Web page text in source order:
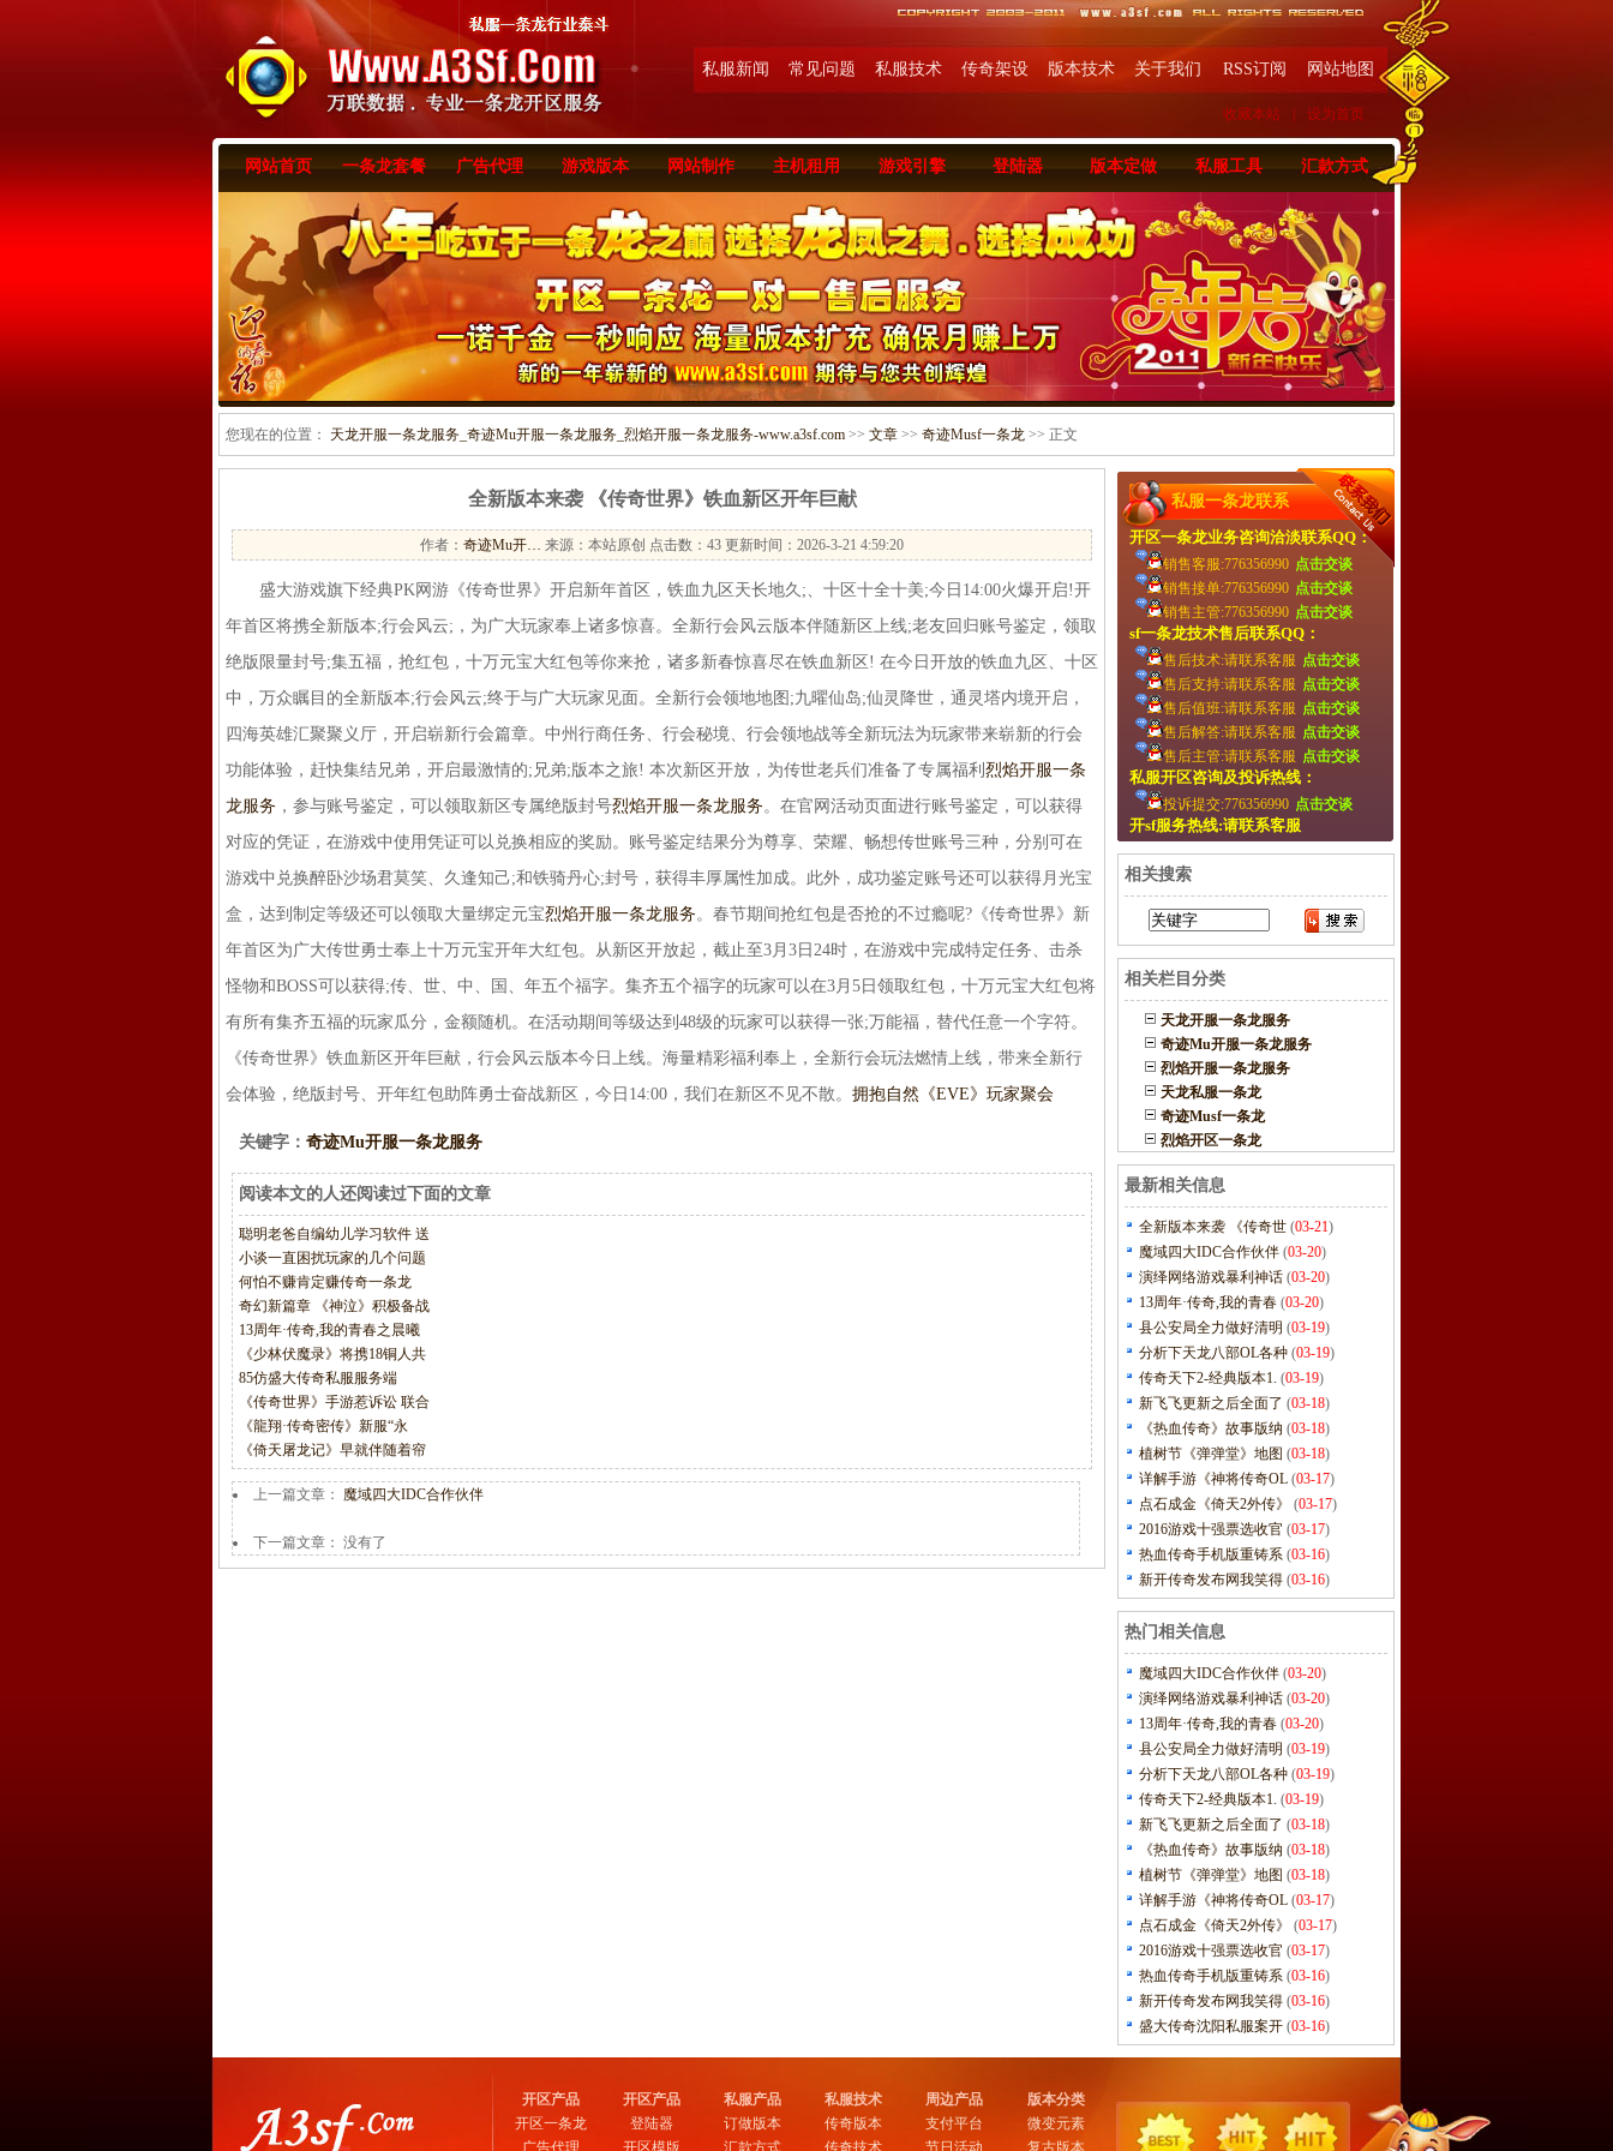
私服新闻 常见问题 私服技术 传奇架设 版本技术 关于我们 RSS订阅 网站地图
收藏本站 设为首页
网站首页 一条龙套餐 广告代理 游戏版本 网站制作 主机租用 游戏引擎 登陆器 版本定做 私服工具 汇款方式
您现在的位置： 天龙开服一条龙服务_奇迹Mu开服一条龙服务_烈焰开服一条龙服务-www.a3sf.com >> 文章 >> 奇迹Musf一条龙 >> 正文
全新版本来袭 《传奇世界》铁血新区开年巨献
作者： 奇迹Mu开… 来源：本站原创 点击数： 43 更新时间：2026-3-21 4:59:20
盛大游戏旗下经典PK网游《传奇世界》开启新年首区，铁血九区天长地久;、十区十全十美;今日14:00火爆开启!开
年首区将携全新版本;行会风云;，为广大玩家奉上诸多惊喜。全新行会风云版本伴随新区上线;老友回归账号鉴定，领取
绝版限量封号;集五福，抢红包，十万元宝大红包等你来抢，诸多新春惊喜尽在铁血新区! 在今日开放的铁血九区、十区
中，万众瞩目的全新版本;行会风云;终于与广大玩家见面。全新行会领地地图;九曜仙岛;仙灵降世，通灵塔内境开启，
四海英雄汇聚聚义厅，开启崭新行会篇章。中州行商任务、行会秘境、行会领地战等全新玩法为玩家带来崭新的行会
功能体验，赶快集结兄弟，开启最激情的;兄弟;版本之旅! 本次新区开放，为传世老兵们准备了专属福利 烈焰开服一条
龙服务 ，参与账号鉴定，可以领取新区专属绝版封号烈焰开服一条龙服务。在官网活动页面进行账号鉴定，可以获得
对应的凭证，在游戏中使用凭证可以兑换相应的奖励。账号鉴定结果分为尊享、荣耀、畅想传世账号三种，分别可在
游戏中兑换醉卧沙场君莫笑、久逢知己;和铁骑丹心;封号，获得丰厚属性加成。此外，成功鉴定账号还可以获得月光宝
盒，达到制定等级还可以领取大量绑定元宝烈焰开服一条龙服务。春节期间抢红包是否抢的不过瘾呢?《传奇世界》新
年首区为广大传世勇士奉上十万元宝开年大红包。从新区开放起，截止至3月3日24时，在游戏中完成特定任务、击杀
怪物和BOSS可以获得;传、世、中、国、年五个福字。集齐五个福字的玩家可以在3月5日领取红包，十万元宝大红包将
有所有集齐五福的玩家瓜分，金额随机。在活动期间等级达到48级的玩家可以获得一张;万能福，替代任意一个字符。
《传奇世界》铁血新区开年巨献，行会风云版本今日上线。海量精彩福利奉上，全新行会玩法燃情上线，带来全新行
会体验，绝版封号、开年红包助阵勇士奋战新区，今日14:00，我们在新区不见不散。 拥抱自然《EVE》玩家聚会
关键字： 奇迹Mu开服一条龙服务
阅读本文的人还阅读过下面的文章
聪明老爸自编幼儿学习软件 送
小谈一直困扰玩家的几个问题
何怕不赚肯定赚传奇一条龙
奇幻新篇章 《神泣》积极备战
13周年·传奇,我的青春之晨曦
《少林伏魔录》将携18铜人共
85仿盛大传奇私服服务端
《传奇世界》手游惹诉讼 联合
《龍翔·传奇密传》新服“永
《倚天屠龙记》早就伴随着帘
上一篇文章： 魔域四大IDC合作伙伴
下一篇文章： 没有了
私服一条龙联系
开区一条龙业务咨询洽淡联系QQ：
销售客服:776356990 点击交谈
销售接单:776356990 点击交谈
销售主管:776356990 点击交谈
sf一条龙技术售后联系QQ：
售后技术:请联系客服 点击交谈
售后支持:请联系客服 点击交谈
售后值班:请联系客服 点击交谈
售后解答:请联系客服 点击交谈
售后主管:请联系客服 点击交谈
私服开区咨询及投诉热线：
投诉提交:776356990 点击交谈
开sf服务热线:请联系客服
相关搜索
相关栏目分类
天龙开服一条龙服务
奇迹Mu开服一条龙服务
烈焰开服一条龙服务
天龙私服一条龙
奇迹Musf一条龙
烈焰开区一条龙
最新相关信息
全新版本来袭 《传奇世 (03-21)
魔域四大IDC合作伙伴 (03-20)
演绎网络游戏暴利神话 (03-20)
13周年·传奇,我的青春 (03-20)
县公安局全力做好清明 (03-19)
分析下天龙八部OL各种 (03-19)
传奇天下2-经典版本1. (03-19)
新飞飞更新之后全面了 (03-18)
《热血传奇》故事版纳 (03-18)
植树节《弹弹堂》地图 (03-18)
详解手游《神将传奇OL (03-17)
点石成金《倚天2外传》
(03-17)
2016游戏十强票选收官 (03-17)
热血传奇手机版重铸系 (03-16)
新开传奇发布网我笑得 (03-16)
热门相关信息
魔域四大IDC合作伙伴 (03-20)
演绎网络游戏暴利神话 (03-20)
13周年·传奇,我的青春 (03-20)
县公安局全力做好清明 (03-19)
分析下天龙八部OL各种 (03-19)
传奇天下2-经典版本1. (03-19)
新飞飞更新之后全面了 (03-18)
《热血传奇》故事版纳 (03-18)
植树节《弹弹堂》地图 (03-18)
详解手游《神将传奇OL (03-17)
点石成金《倚天2外传》
(03-17)
2016游戏十强票选收官 (03-17)
热血传奇手机版重铸系 (03-16)
新开传奇发布网我笑得 (03-16)
盛大传奇沈阳私服案开 (03-16)
开区产品
开区一条龙
广告代理
开区产品
登陆器
开区模版
私服产品
订做版本
汇款方式
私服技术
传奇版本
传奇技术
周边产品
支付平台
节日活动
版本分类
微变元素
复古版本